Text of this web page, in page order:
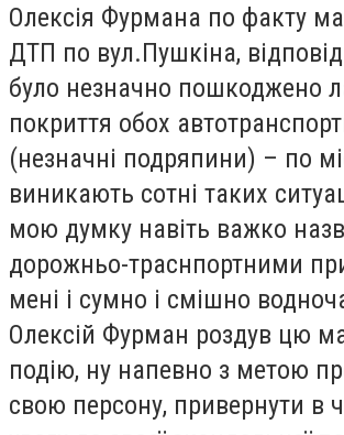
Олексія Фурмана по факту
ДТП по вул.Пушкіна,
було незначно пошкоджено
покриття обох
(незначні подряпини) – по
виникають сотні таких
мою думку навіть важко
дорожньо-траснпортними
мені і сумно і смішно
Олексій Фурман роздув цю
подію, ну напевно з метою
свою персону, привернути в